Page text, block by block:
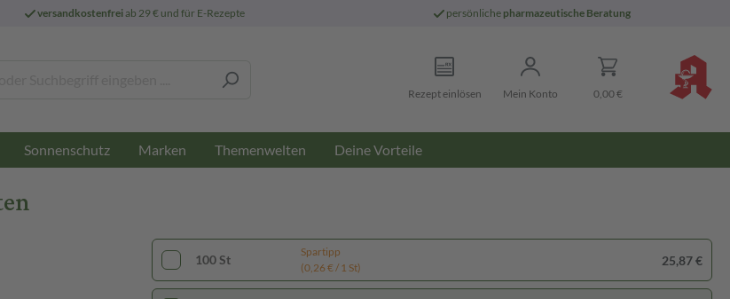
versandkostenfreiab 29 € und für E-Rezepte persönliche pharmazeutische Beratung
Rezept einlösen Mein Konto 0,00 €
Sonnenschutz Marken Themenwelten Deine Vorteile
100 St
Spartipp
(0,26 € / 1 St)
25,87 €